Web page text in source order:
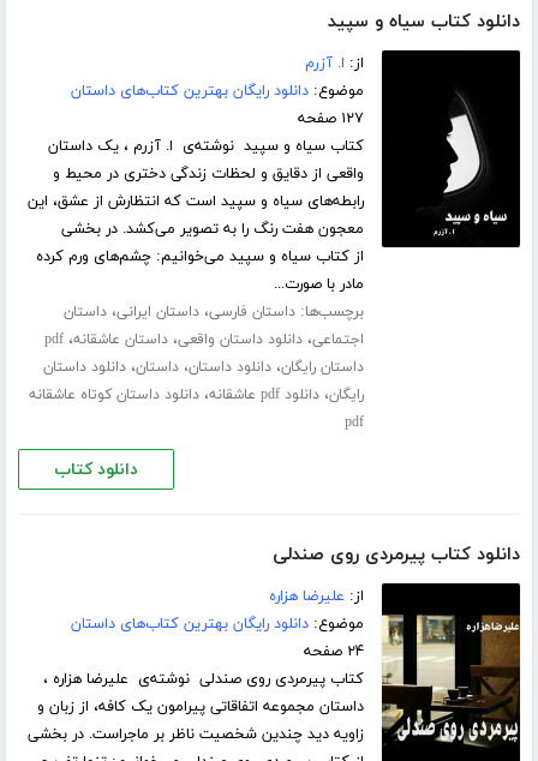
دانلود کتاب سیاه و سپید
از: ا. آزرم
موضوع:دانلود رایگان بهترین کتاب‌های داستان
۱۲۷ صفحه
کتاب سیاه و سپید نوشته‌ی ا. آزرم ، یک داستان
واقعی از دقایق و لحظات زندگی دختری در محیط و
رابطه‌های سیاه و سپید است که انتظارش از عشق، این
معجون هفت رنگ را به تصویر می‌کشد. در بخشی
از کتاب سیاه و سپید می‌خوانیم: چشم‌های ورم کرده
مادر با صورت...
برچسب‌ها:داستان فارسی،داستان ایرانی،داستان
اجتماعی،دانلود داستان واقعی،داستان عاشقانه،pdf
داستان رایگان،دانلود داستان،داستان،دانلود داستان
رایگان،دانلود pdf عاشقانه ،دانلود داستان کوتاه عاشقانه
pdf
دانلود کتاب
دانلود کتاب پیرمردی روی صندلی
از: علیرضا هزاره
موضوع:دانلود رایگان بهترین کتاب‌های داستان
۲۴ صفحه
کتاب پیرمردی روی صندلی نوشته‌ی علیرضا هزاره ،
داستان مجموعه اتفاقاتی پیرامون یک کافه، از زبان و
زاویه دید چندین شخصیت ناظر بر ماجراست. در بخشی